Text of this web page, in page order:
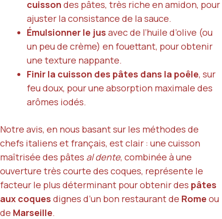
cuisson des pâtes, très riche en amidon, pour
ajuster la consistance de la sauce.
Émulsionner le jus avec de l’huile d’olive (ou
un peu de crème) en fouettant, pour obtenir
une texture nappante.
Finir la cuisson des pâtes dans la poêle, sur
feu doux, pour une absorption maximale des
arômes iodés.
Notre avis, en nous basant sur les méthodes de
chefs italiens et français, est clair : une cuisson
maîtrisée des pâtes al dente, combinée à une
ouverture très courte des coques, représente le
facteur le plus déterminant pour obtenir des pâtes
aux coques dignes d’un bon restaurant de Rome ou
de Marseille.